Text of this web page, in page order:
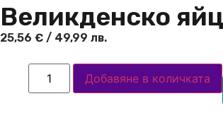
Великденско
25,56 € / 49,99 лв.
Добавяне в количката